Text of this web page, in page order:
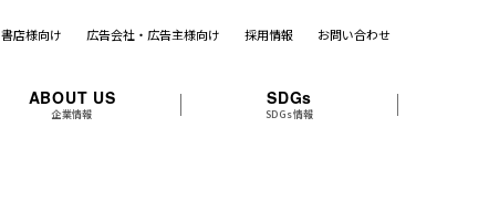
書店様向け 広告会社・広告主様向け 採用情報 お問い合わせ
ABOUT US
企業情報
SDGs
SDGs情報